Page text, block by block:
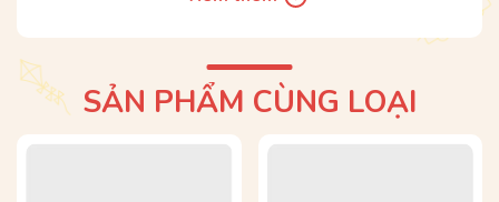
HÃY MUA TRỌN BỘ 04 CUỐN SÁCH GIÚP TRẺ
HIỂU ĐƯỢC VAI TRÒ VÀ CÁCH SỬ DỤNG CÁC
DẤU CÂU!SẢN PHẨM CÙNG LOẠI